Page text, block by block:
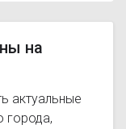
на
актуальные
города,